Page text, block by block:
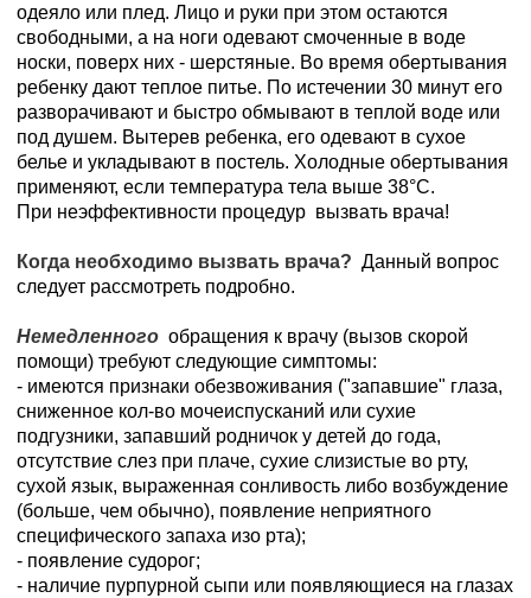
одеяло или плед. Лицо и руки при этом остаются
свободными, а на ноги одевают смоченные в воде
носки, поверх них - шерстяные. Во время обертывания
ребенку дают теплое питье. По истечении 30 минут его
разворачивают и быстро обмывают в теплой воде или
под душем. Вытерев ребенка, его одевают в сухое
белье и укладывают в постель. Холодные обертывания
применяют, если температура тела выше 38°С.
При неэффективности процедур вызвать врача!
Когда необходимо вызвать врача? Данный вопрос
следует рассмотреть подробно.
Немедленного обращения к врачу (вызов скорой
помощи) требуют следующие симптомы:
- имеются признаки обезвоживания ("запавшие" глаза,
сниженное кол-во мочеиспусканий или сухие
подгузники, запавший родничок у детей до года,
отсутствие слез при плаче, сухие слизистые во рту,
сухой язык, выраженная сонливость либо возбуждение
(больше, чем обычно), появление неприятного
специфического запаха изо рта);
- появление судорог;
- наличие пурпурной сыпи или появляющиeся на глазах